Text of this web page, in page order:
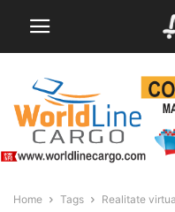
Home Tags Realitate